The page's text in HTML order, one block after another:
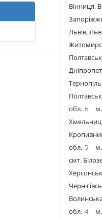
Вінниця,
Львів,
обл. 6
обл. 5
смт.
обл. 4